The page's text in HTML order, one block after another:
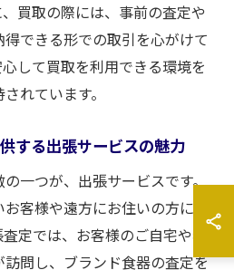
買取の際には、事前の査定や
できる形での取引を心がけて
して買取を利用できる環境を
れています。
する出張サービスの魅力
一つが、出張サービスです。
客様や遠方にお住いの方に特
定では、お客様のご自宅や希
問し、ブランド食器の査定を